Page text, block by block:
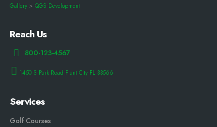
Gallery > QGS Development
Reach Us
800-123-4567
1450 S Park Road Plant City FL 33566
Services
Golf Courses